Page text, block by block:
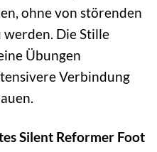
ohne von störenden
werden. Die Stille
Übungen
Verbindung
Silent Reformer Foot